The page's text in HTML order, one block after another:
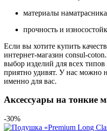
материалы
прочность и
Если вы хотите купить
интернет-магазин consul-
выбор изделий для всех
приятно удивят. У нас можно
именно для вас.
Аксессуары на тонкие
-30%